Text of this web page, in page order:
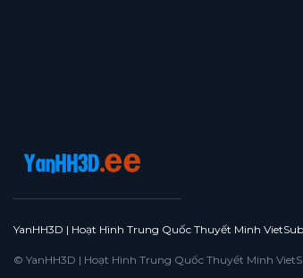
YanHH3D | Hoạt Hình Trung Quốc Thuyết Minh
© YanHH3D | Hoạt Hình Trung Quốc Thuyết Minh